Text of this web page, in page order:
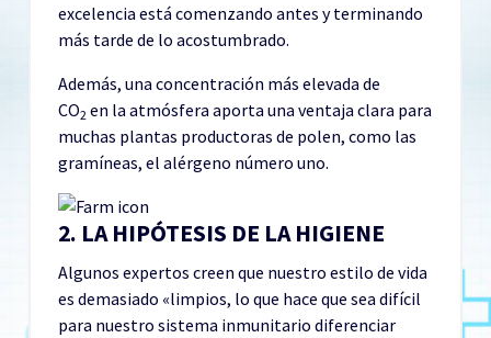
excelencia está comenzando antes y terminando
más tarde de lo acostumbrado.
Además, una concentración más elevada de
CO2 en la atmósfera aporta una ventaja clara para
muchas plantas productoras de polen, como las
gramíneas, el alérgeno número uno.
2. LA HIPÓTESIS DE LA HIGIENE
Algunos expertos creen que nuestro estilo de vida
es demasiado «limpios, lo que hace que sea difícil
para nuestro sistema inmunitario diferenciar